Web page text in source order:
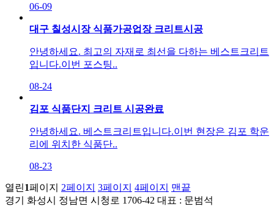
06-09
대구 칠성시장 식품가공업장 크리트시공
안녕하세요. 최고의 자재로 최선을 다하는 베스트크리트
입니다.​이번 포스팅..
08-24
김포 식품단지 크리트 시공완료
안녕하세요. 베스트크리트입니다.​이번 현장은 김포 학운
리에 위치한 식품단..
08-23
열린1페이지 2페이지 3페이지 4페이지
맨끝
경기 화성시 정남면 시청로 1706-42 대표 : 문범석